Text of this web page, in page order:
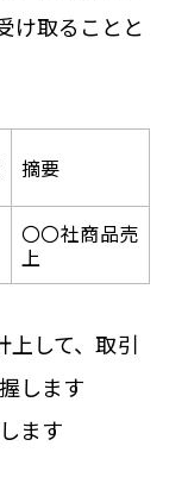
け取ることと
摘要
〇〇社商品売
上
上して、取引
します
ます